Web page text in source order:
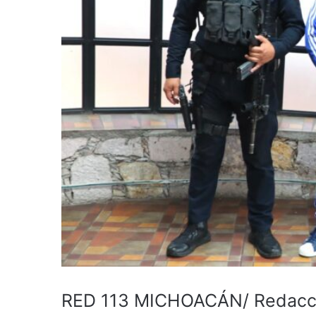
RED 113 MICHOACÁN/